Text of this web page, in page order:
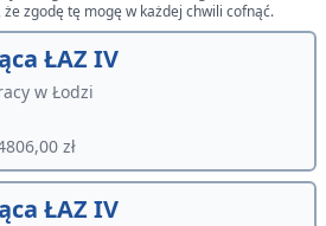
zgodę tę mogę w każdej chwili cofnąć.
ŁAZ IV
w Łodzi
zł
ŁAZ IV